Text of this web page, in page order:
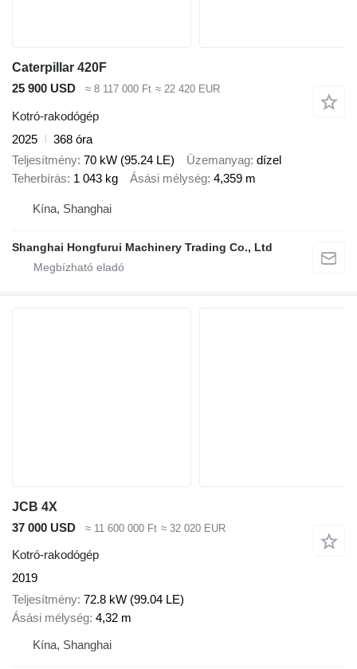
Caterpillar 420F
25 900 USD
≈ 8 117 000 Ft ≈ 22 420 EUR
Kotró-rakodógép
2025
368 óra
Teljesítmény 70 kW (95.24 LE) Üzemanyag dízel
Teherbírás 1 043 kg Ásási mélység 4,359 m
Kína, Shanghai
Shanghai Hongfurui Machinery Trading Co., Ltd
JCB 4X
37 000 USD
≈ 11 600 000 Ft ≈ 32 020 EUR
Kotró-rakodógép
2019
Teljesítmény 72.8 kW (99.04 LE)
Ásási mélység 4,32 m
Kína, Shanghai